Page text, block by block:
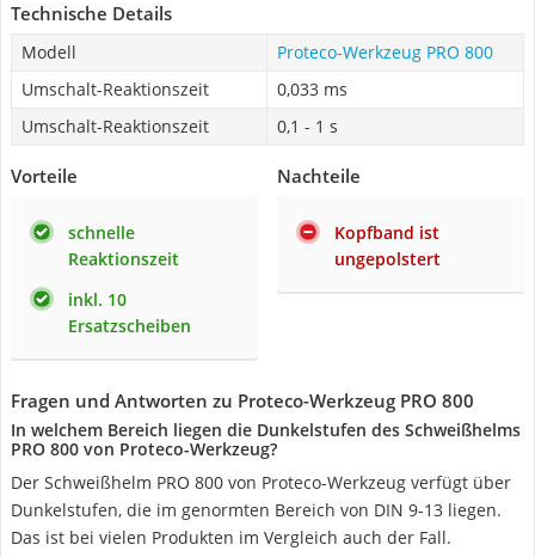
Technische Details
Modell
Proteco-Werkzeug PRO 800
Umschalt-Reaktionszeit
0,033 ms
Umschalt-Reaktionszeit
0,1 - 1 s
Vorteile
schnelle
Reaktionszeit
inkl. 10
Ersatzscheiben
Nachteile
Kopfband ist
ungepolstert
Fragen und Antworten zu Proteco-Werkzeug PRO 800
In welchem Bereich liegen die Dunkelstufen des Schweißhelms
PRO 800 von Proteco-Werkzeug?
Der Schweißhelm PRO 800 von Proteco-Werkzeug verfügt über
Dunkelstufen, die im genormten Bereich von DIN 9-13 liegen.
Das ist bei vielen Produkten im Vergleich auch der Fall.